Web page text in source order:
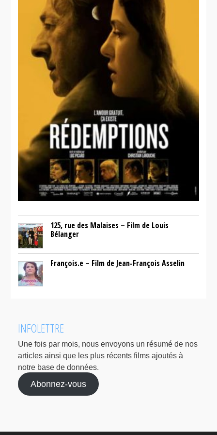
125, rue des Malaises – Film de Louis
Bélanger
François.e – Film de Jean-François Asselin
INFOLETTRE
Une fois par mois, nous envoyons un résumé de nos
articles ainsi que les plus récents films ajoutés à
notre base de données.
Abonnez-vous